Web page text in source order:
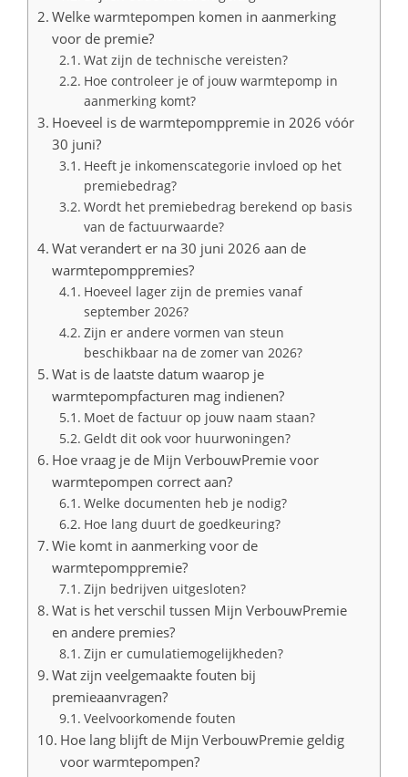
Welke warmtepompen komen in aanmerking
voor de premie?
Wat zijn de technische vereisten?
Hoe controleer je of jouw warmtepomp in
aanmerking komt?
Hoeveel is de warmtepomppremie in 2026 vóór
30 juni?
Heeft je inkomenscategorie invloed op het
premiebedrag?
Wordt het premiebedrag berekend op basis
van de factuurwaarde?
Wat verandert er na 30 juni 2026 aan de
warmtepomppremies?
Hoeveel lager zijn de premies vanaf
september 2026?
Zijn er andere vormen van steun
beschikbaar na de zomer van 2026?
Wat is de laatste datum waarop je
warmtepompfacturen mag indienen?
Moet de factuur op jouw naam staan?
Geldt dit ook voor huurwoningen?
Hoe vraag je de Mijn VerbouwPremie voor
warmtepompen correct aan?
Welke documenten heb je nodig?
Hoe lang duurt de goedkeuring?
Wie komt in aanmerking voor de
warmtepomppremie?
Zijn bedrijven uitgesloten?
Wat is het verschil tussen Mijn VerbouwPremie
en andere premies?
Zijn er cumulatiemogelijkheden?
Wat zijn veelgemaakte fouten bij
premieaanvragen?
Veelvoorkomende fouten
Hoe lang blijft de Mijn VerbouwPremie geldig
voor warmtepompen?